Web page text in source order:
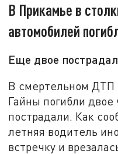
В Прикамье в
автомобилей
Еще двое
В смертельном ДТП
Гайны погибли
пострадали. Как
летняя водитель
встречку и